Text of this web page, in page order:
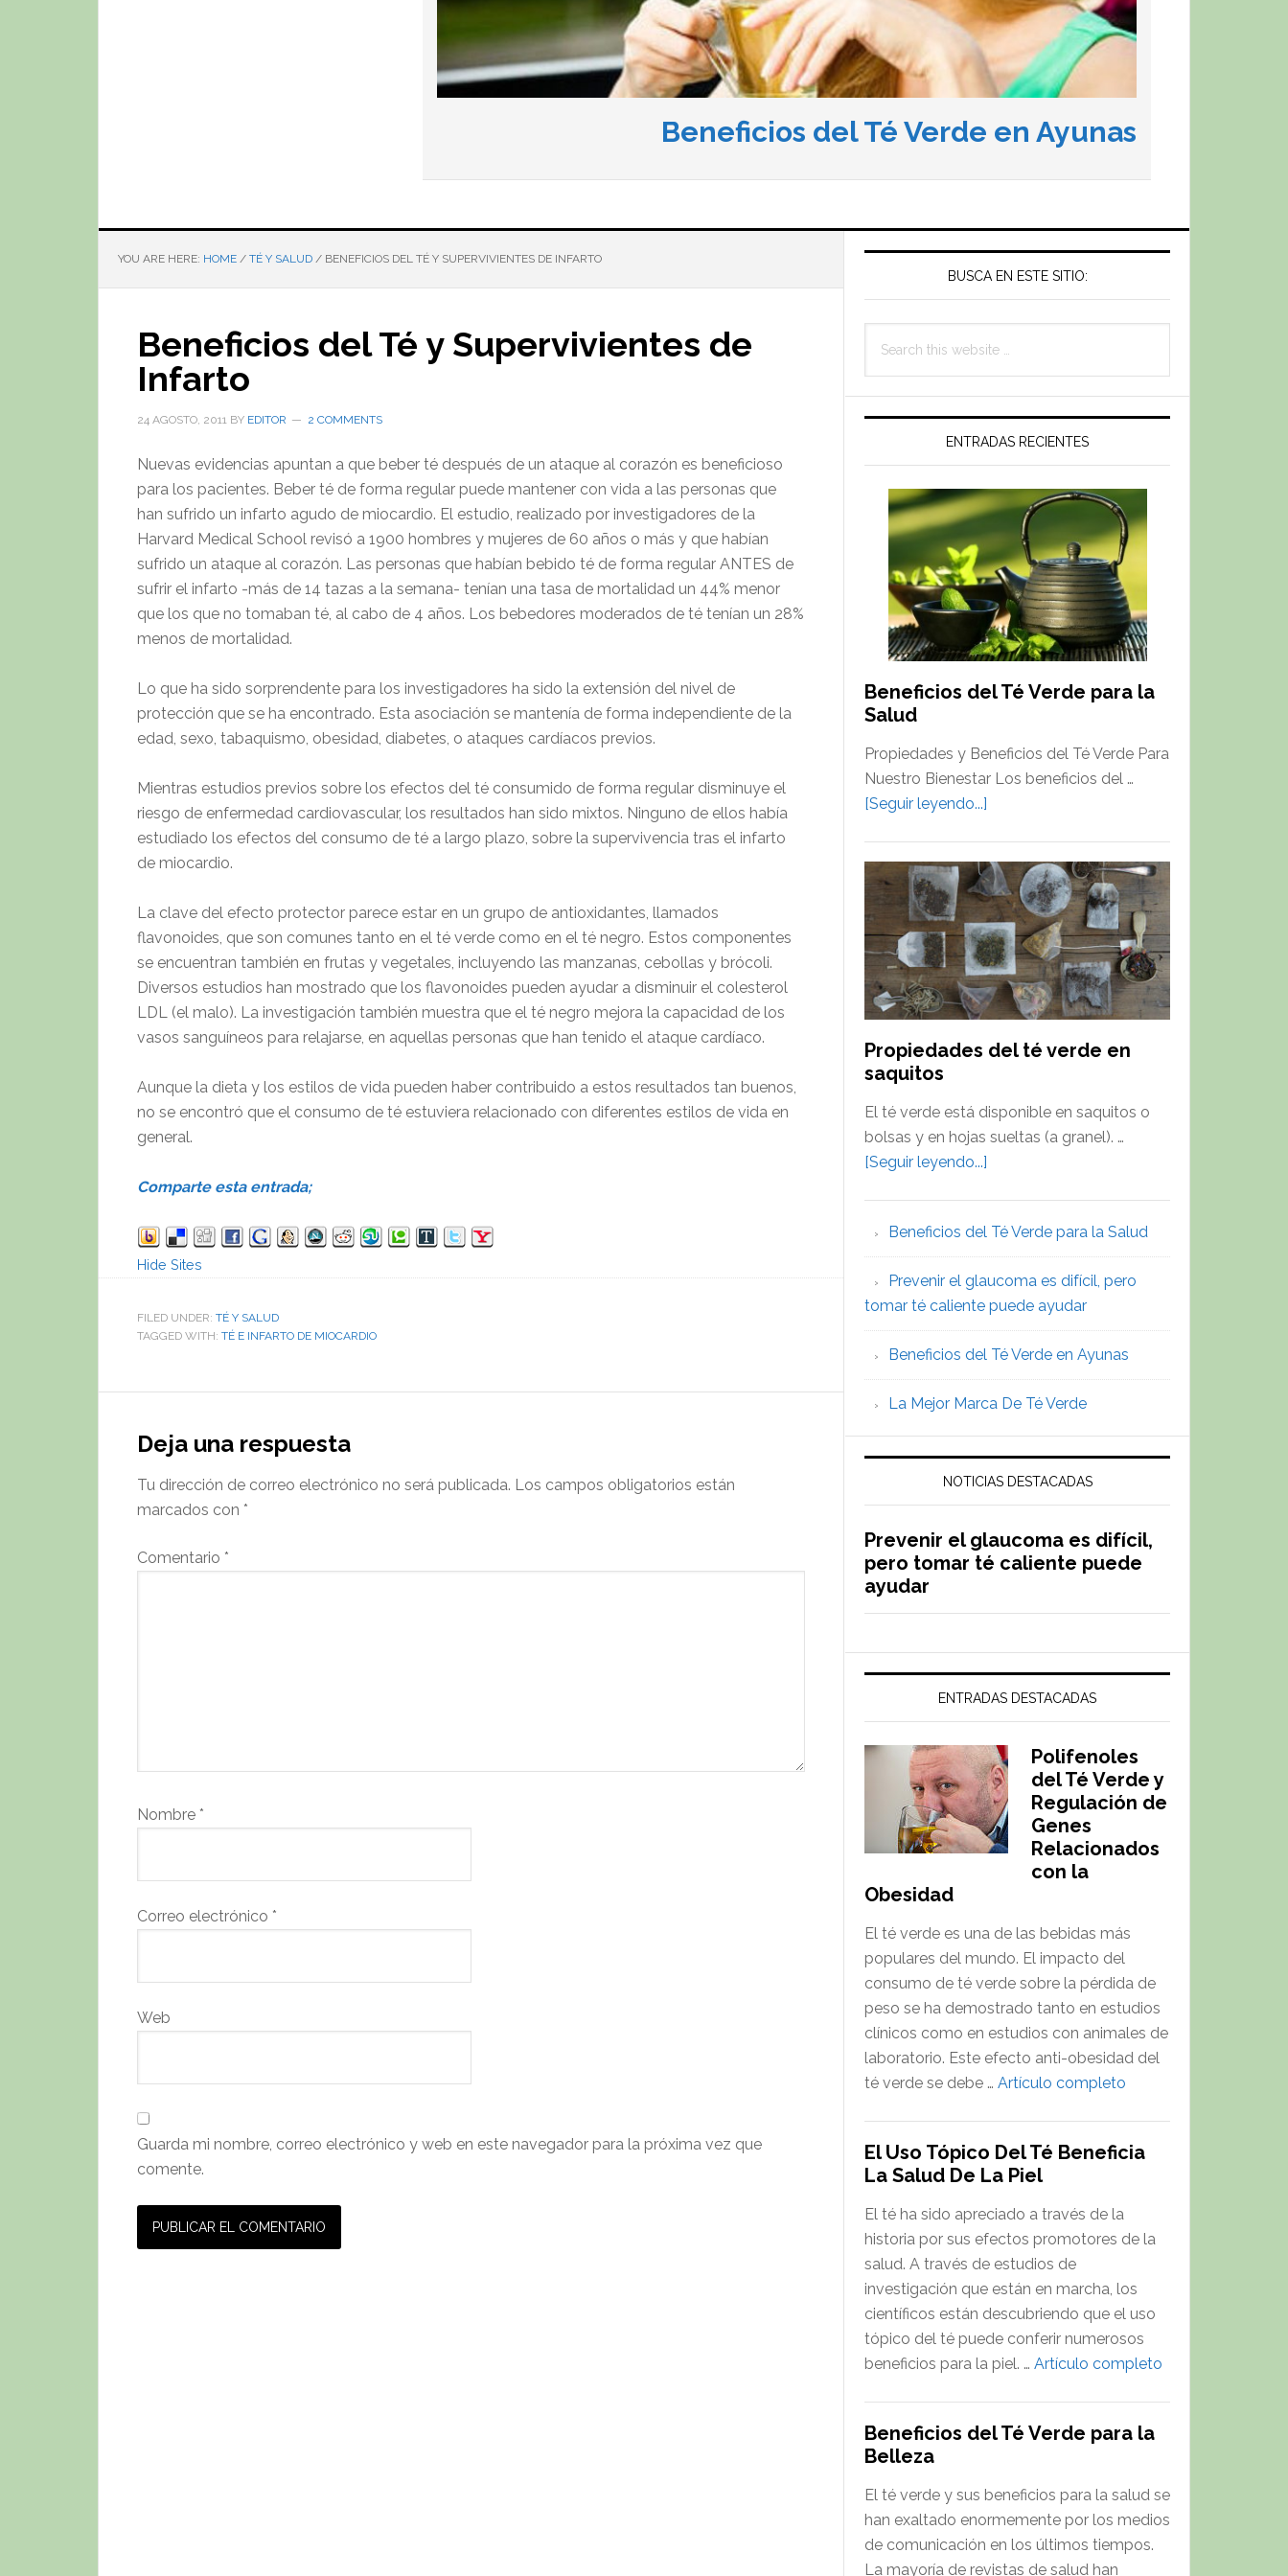
Beneficios del Té Verde en Ayunas
YOU ARE HERE: HOME / TÉ Y SALUD / BENEFICIOS DEL TÉ Y SUPERVIVIENTES DE INFARTO
Beneficios del Té y Supervivientes de
Infarto
24 AGOSTO, 2011 BY EDITOR 2 COMMENTS
Nuevas evidencias apuntan a que beber té después de un ataque al corazón es beneficioso
para los pacientes. Beber té de forma regular puede mantener con vida a las personas que
han sufrido un infarto agudo de miocardio. El estudio, realizado por investigadores de la
Harvard Medical School revisó a 1900 hombres y mujeres de 60 años o más y que habían
sufrido un ataque al corazón. Las personas que habían bebido té de forma regular ANTES de
sufrir el infarto -más de 14 tazas a la semana- tenían una tasa de mortalidad un 44% menor
que los que no tomaban té, al cabo de 4 años. Los bebedores moderados de té tenían un 28%
menos de mortalidad.
Lo que ha sido sorprendente para los investigadores ha sido la extensión del nivel de
protección que se ha encontrado. Esta asociación se mantenía de forma independiente de la
edad, sexo, tabaquismo, obesidad, diabetes, o ataques cardíacos previos.
Mientras estudios previos sobre los efectos del té consumido de forma regular disminuye el
riesgo de enfermedad cardiovascular, los resultados han sido mixtos. Ninguno de ellos había
estudiado los efectos del consumo de té a largo plazo, sobre la supervivencia tras el infarto
de miocardio.
La clave del efecto protector parece estar en un grupo de antioxidantes, llamados
flavonoides, que son comunes tanto en el té verde como en el té negro. Estos componentes
se encuentran también en frutas y vegetales, incluyendo las manzanas, cebollas y brócoli.
Diversos estudios han mostrado que los flavonoides pueden ayudar a disminuir el colesterol
LDL (el malo). La investigación también muestra que el té negro mejora la capacidad de los
vasos sanguíneos para relajarse, en aquellas personas que han tenido el ataque cardíaco.
Aunque la dieta y los estilos de vida pueden haber contribuido a estos resultados tan buenos,
no se encontró que el consumo de té estuviera relacionado con diferentes estilos de vida en
general.
Comparte esta entrada;
Hide Sites
FILED UNDER: TÉ Y SALUD
TAGGED WITH: TÉ E INFARTO DE MIOCARDIO
Interactions
Deja una respuesta
Tu dirección de correo electrónico no será publicada. Los campos obligatorios están
marcados con *
Comentario *
Nombre *
Correo electrónico *
Web
Guarda mi nombre, correo electrónico y web en este navegador para la próxima vez que
comente.
Primary
SidebarBUSCA EN ESTE SITIO:
this
ENTRADAS RECIENTES
Beneficios del Té Verde para la
Salud
Propiedades y Beneficios del Té Verde Para
Nuestro Bienestar Los beneficios del …
[Seguir leyendo...]
Té
Verde
para
la
Salud
Propiedades del té verde en
saquitos
El té verde está disponible en saquitos o
bolsas y en hojas sueltas (a granel). …
[Seguir leyendo...]
té
verde
en
saquitos
Beneficios del Té Verde para la Salud
Prevenir el glaucoma es difícil, pero
tomar té caliente puede ayudar
Beneficios del Té Verde en Ayunas
La Mejor Marca De Té Verde
NOTICIAS DESTACADAS
Prevenir el glaucoma es difícil,
pero tomar té caliente puede
ayudar
ENTRADAS DESTACADAS
Polifenoles
del Té Verde y
Regulación de
Genes
Relacionados
con la
Obesidad
El té verde es una de las bebidas más
populares del mundo. El impacto del
consumo de té verde sobre la pérdida de
peso se ha demostrado tanto en estudios
clínicos como en estudios con animales de
laboratorio. Este efecto anti-obesidad del
té verde se debe … Artículo completo
Té
Regulación
la
El Uso Tópico Del Té Beneficia
La Salud De La Piel
El té ha sido apreciado a través de la
historia por sus efectos promotores de la
salud. A través de estudios de
investigación que están en marcha, los
científicos están descubriendo que el uso
tópico del té puede conferir numerosos
beneficios para la piel. … Artículo completo
Beneficios del Té Verde para la
Belleza
El té verde y sus beneficios para la salud se
han exaltado enormemente por los medios
de comunicación en los últimos tiempos.
La mayoría de revistas de salud han